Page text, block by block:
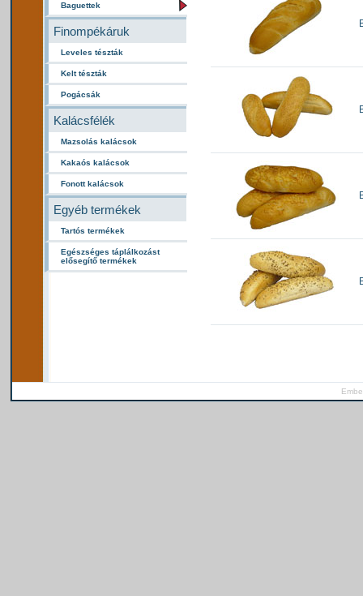
Baguettek
Finompékáruk
Leveles tészták
Kelt tészták
Pogácsák
Kalácsfélék
Mazsolás kalácsok
Kakaós kalácsok
Fonott kalácsok
Egyéb termékek
Tartós termékek
Egészséges táplálkozást
elősegítő termékek